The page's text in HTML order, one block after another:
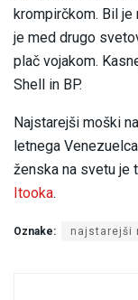
krompirčkom. Bil je
je med drugo
plač vojakom.
Shell in BP.
Najstarejši moški
letnega
ženska na svetu je
Itooka.
Oznake: najstarejši